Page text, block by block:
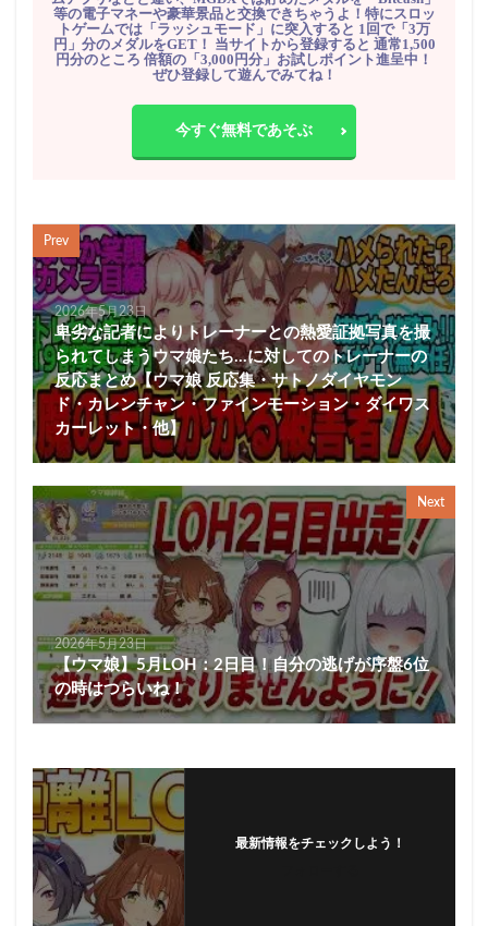
等の電子マネーや豪華景品と交換できちゃうよ！特にスロッ
トゲームでは「ラッシュモード」に突入すると 1回で「3万
円」分のメダルをGET！ 当サイトから登録すると 通常1,500
円分のところ 倍額の「3,000円分」お試しポイント進呈中！
ぜひ登録して遊んでみてね！
今すぐ無料であそぶ
Prev
2026年5月23日
卑劣な記者によりトレーナーとの熱愛証拠写真を撮
られてしまうウマ娘たち…に対してのトレーナーの
反応まとめ【ウマ娘 反応集・サトノダイヤモン
ド・カレンチャン・ファインモーション・ダイワス
カーレット・他】
Next
2026年5月23日
【ウマ娘】5月LOH：2日目！自分の逃げが序盤6位
の時はつらいね！
最新情報をチェックしよう！